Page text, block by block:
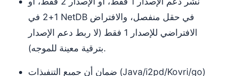
1+2 في NetDB في حقل منفصل، والافتراض
الافتراضي للإصدار 1 فقط (لا ربط دعم الإصدار
بترقية معينة للموجه).
ضمان أن جميع التنفيذات (Java/i2pd/Kovri/go)